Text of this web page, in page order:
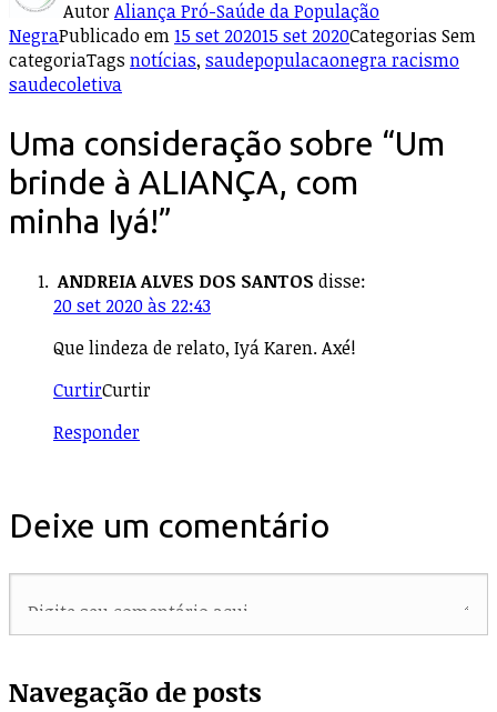
AutorAliança Pró-Saúde da População
NegraPublicado em15 set 202015 set 2020Categorias Sem
categoriaTags notícias, saudepopulacaonegra racismo
saudecoletiva
Uma consideração sobre “Um
brinde à ALIANÇA, com
minha Iyá!”
ANDREIA ALVES DOS SANTOS disse:
20 set 2020 às 22:43
Que lindeza de relato, Iyá Karen. Axé!
CurtirCurtir
Responder
Deixe um comentário
Navegação de posts